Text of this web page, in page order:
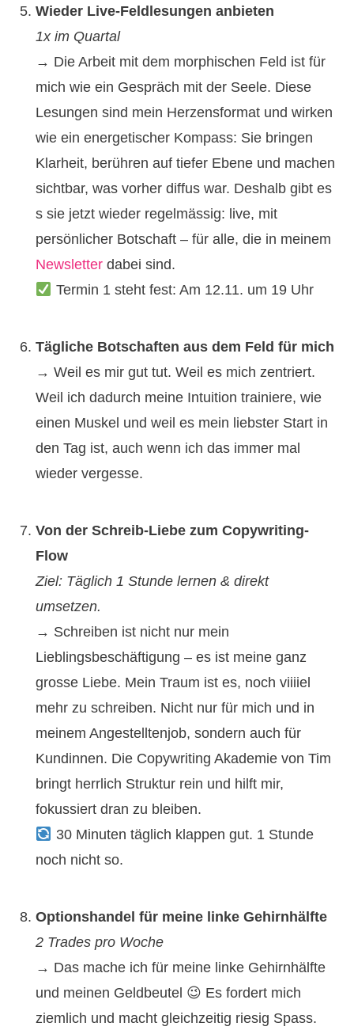
Wieder Live-Feldlesungen anbieten
1x im Quartal
→ Die Arbeit mit dem morphischen Feld ist für
mich wie ein Gespräch mit der Seele. Diese
Lesungen sind mein Herzensformat und wirken
wie ein energetischer Kompass: Sie bringen
Klarheit, berühren auf tiefer Ebene und machen
sichtbar, was vorher diffus war. Deshalb gibt es
s sie jetzt wieder regelmässig: live, mit
persönlicher Botschaft – für alle, die in meinem
Newsletter dabei sind.
Termin 1 steht fest: Am 12.11. um 19 Uhr
Tägliche Botschaften aus dem Feld für mich
→ Weil es mir gut tut. Weil es mich zentriert.
Weil ich dadurch meine Intuition trainiere, wie
einen Muskel und weil es mein liebster Start in
den Tag ist, auch wenn ich das immer mal
wieder vergesse.
Von der Schreib-Liebe zum Copywriting-
Flow
Ziel: Täglich 1 Stunde lernen & direkt
umsetzen.
→ Schreiben ist nicht nur mein
Lieblingsbeschäftigung – es ist meine ganz
grosse Liebe. Mein Traum ist es, noch viiiiel
mehr zu schreiben. Nicht nur für mich und in
meinem Angestelltenjob, sondern auch für
Kundinnen. Die Copywriting Akademie von Tim
bringt herrlich Struktur rein und hilft mir,
fokussiert dran zu bleiben.
30 Minuten täglich klappen gut. 1 Stunde
noch nicht so.
Optionshandel für meine linke Gehirnhälfte
2 Trades pro Woche
→ Das mache ich für meine linke Gehirnhälfte
und meinen Geldbeutel 😉 Es fordert mich
ziemlich und macht gleichzeitig riesig Spass.